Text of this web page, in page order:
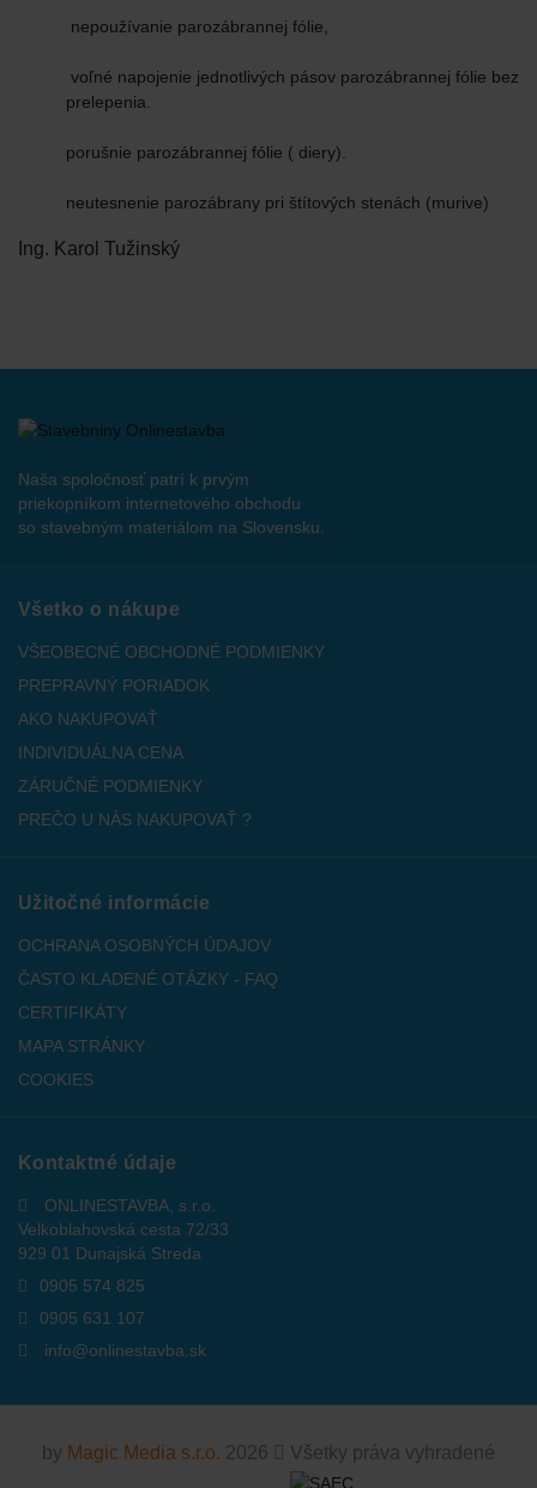
nepoužívanie parozábrannej fólie,
voľné napojenie jednotlivých pásov parozábrannej fólie bez
prelepenia.
porušnie parozábrannej fólie ( diery).
neutesnenie parozábrany pri štítových stenách (murive)
Ing. Karol Tužinský
Naša spoločnosť patrí k prvým
priekopníkom internetového obchodu
so stavebným materiálom na Slovensku.
Všetko o nákupe
VŠEOBECNÉ OBCHODNÉ PODMIENKY
PREPRAVNÝ PORIADOK
AKO NAKUPOVAŤ
INDIVIDUÁLNA CENA
ZÁRUČNÉ PODMIENKY
PREČO U NÁS NAKUPOVAŤ ?
Užitočné informácie
OCHRANA OSOBNÝCH ÚDAJOV
ČASTO KLADENÉ OTÁZKY - FAQ
CERTIFIKÁTY
MAPA STRÁNKY
COOKIES
Kontaktné údaje
ONLINESTAVBA, s.r.o.
Velkoblahovská cesta 72/33
929 01 Dunajská Streda
0905 574 825
0905 631 107
info@onlinestavba.sk
by Magic Media s.r.o. 2026 Všetky práva vyhradené